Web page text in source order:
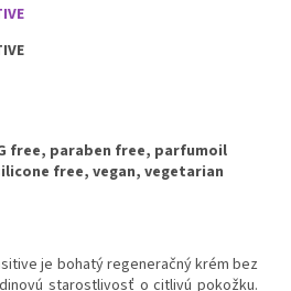
free, paraben free, parfumoil
free, vegan, vegetarian
je bohatý regeneračný krém bez
starostlivosť o citlivú pokožku.